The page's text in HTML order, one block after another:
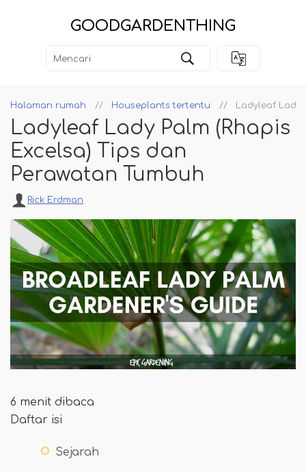
GOODGARDENTHING
Halaman rumah Houseplants tertentu Ladyleaf Lady
Ladyleaf Lady Palm (Rhapis
Excelsa) Tips dan
Perawatan Tumbuh
Rick Erdman
6 menit dibaca
Daftar isi
Sejarah